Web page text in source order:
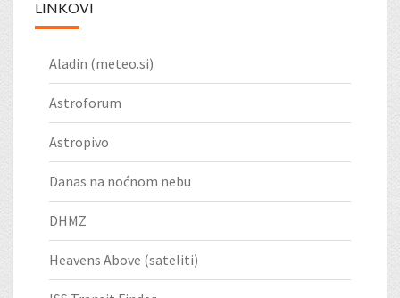
LINKOVI
Aladin (meteo.si)
Astroforum
Astropivo
Danas na noćnom nebu
DHMZ
Heavens Above (sateliti)